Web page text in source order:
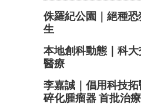
侏羅紀公園｜絕種
生
本地創科動態｜科
醫療
李嘉誠｜倡用科技
碎化腫瘤器 首批治